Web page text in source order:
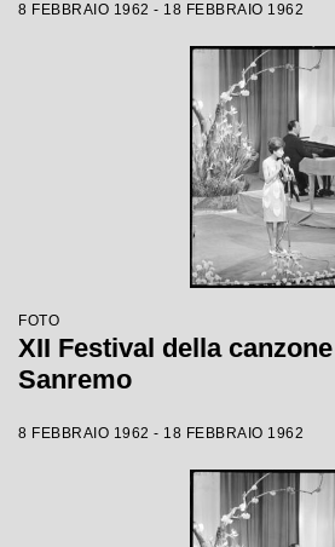
8 FEBBRAIO 1962 - 18 FEBBRAIO 1962
FOTO
XII Festival della
Sanremo
8 FEBBRAIO 1962 - 18 FEBBRAIO 1962